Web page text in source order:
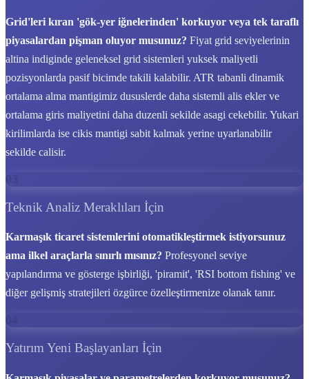
Grid'leri kıran 'gök-yer iğnelerinden' korkuyor veya tek taraflı
piyasalardan pişman oluyor musunuz? Fiyat grid seviyelerinin
altina indiginde geleneksel grid sistemleri yuksek maliyetli
pozisyonlarda pasif bicimde takili kalabilir. ATR tabanli dinamik
ortalama alma mantigimiz dususlerde daha sistemli alis ekler ve
ortalama giris maliyetini daha duzenli sekilde asagi cekebilir. Yukari
kirilimlarda ise cikis mantigi sabit kalmak yerine uyarlanabilir
sekilde calisir.
03
Teknik Analiz Meraklıları İçin
Karmaşık ticaret sistemlerini otomatikleştirmek istiyorsunuz
ama ilkel araçlarla sınırlı mısınız? Profesyonel seviye
yapılandırma ve gösterge işbirliği, 'piramit', 'RSI bottom fishing' ve
diğer gelişmiş stratejileri özgürce özelleştirmenize olanak tanır.
Yatırım Yeni Başlayanları İçin